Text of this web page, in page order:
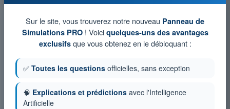
Sur le site, vous trouverez notre nouveau Panneau de
Simulations PRO! Voici quelques-uns des avantages
exclusifsque vous obtenez en le débloquant :
✅ Toutes les questions officielles, sans exception
🧠 Explications et prédictions avec l'Intelligence
Artificielle